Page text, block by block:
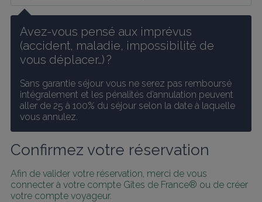
Avez-vous pensé aux imprévus
(accident, maladie, impossibilité de
vous déplacer…) ?
Sans garantie séjour vous ne serez pas remboursé
intégralement et les pénalités d’annulation peuvent
aller de 25 à 100% du séjour selon la date à laquelle
vous annulez.
Confirmez votre réservation
Afin de valider votre réservation, merci de vous
connecter à votre compte Gîtes de France® ou de créer
votre compte voyageur.